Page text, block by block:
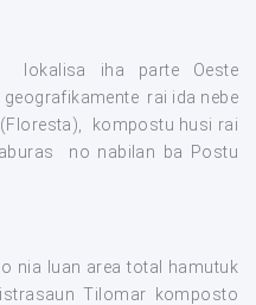
lokalisa iha parte Oeste
rai ida nebe
kompostu husi rai
no nabilan ba Postu
nia luan area total hamutuk
Tilomar komposto